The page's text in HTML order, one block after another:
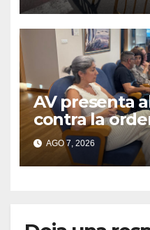
AV presenta
contra la
residuos del
considerar
cargas
AGO 7, 2026